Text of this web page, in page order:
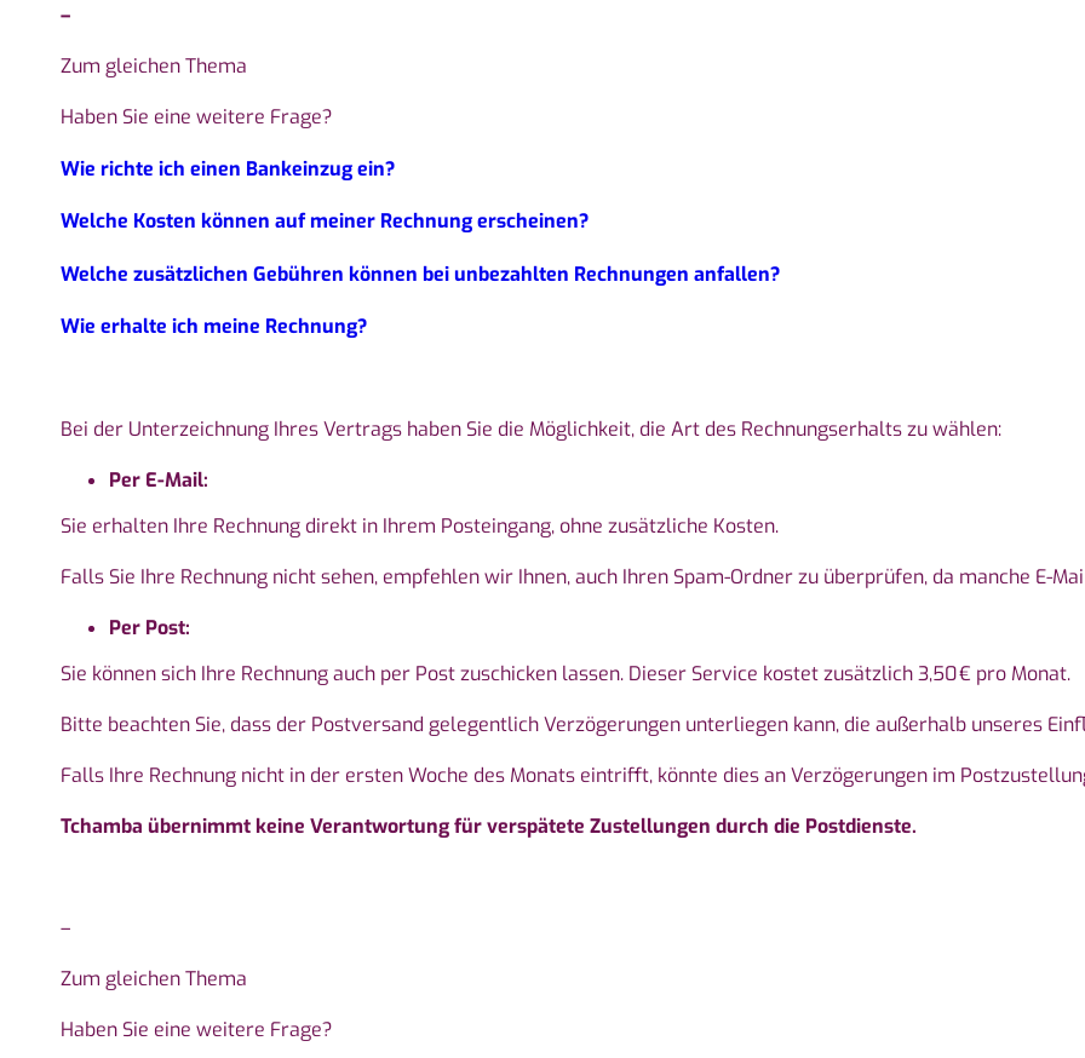
–
Zum gleichen Thema
Haben Sie eine weitere Frage?
Wie richte ich einen Bankeinzug ein?
Welche Kosten können auf meiner Rechnung erscheinen?
Welche zusätzlichen Gebühren können bei unbezahlten Rechnungen anfallen?
Wie erhalte ich meine Rechnung?
Bei der Unterzeichnung Ihres Vertrags haben Sie die Möglichkeit, die Art des Rechnungserhalts zu wählen:
Per E-Mail:
Sie erhalten Ihre Rechnung direkt in Ihrem Posteingang, ohne zusätzliche Kosten.
Falls Sie Ihre Rechnung nicht sehen, empfehlen wir Ihnen, auch Ihren Spam-Ordner zu überprüfen, da manche E-
Per Post:
Sie können sich Ihre Rechnung auch per Post zuschicken lassen. Dieser Service kostet zusätzlich 3,50 € pro Monat.
Bitte beachten Sie, dass der Postversand gelegentlich Verzögerungen unterliegen kann, die außerhalb unseres
Falls Ihre Rechnung nicht in der ersten Woche des Monats eintrifft, könnte dies an Verzögerungen im
Tchamba übernimmt keine Verantwortung für verspätete Zustellungen durch die Postdienste.
–
Zum gleichen Thema
Haben Sie eine weitere Frage?